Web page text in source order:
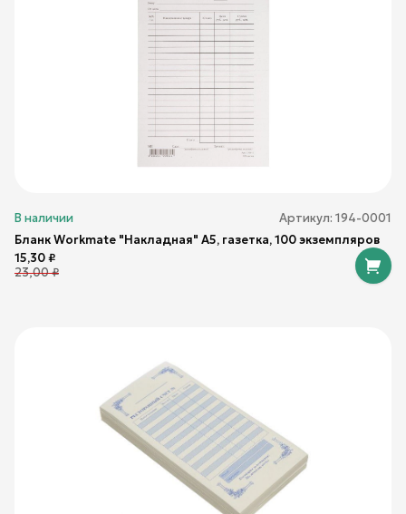
В наличии Артикул: 194-0001
Бланк Workmate "Накладная" А5, газетка, 100 экземпляров
15,30₽
23,00₽